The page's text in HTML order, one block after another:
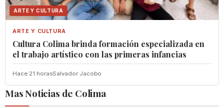
ARTE Y CULTURA
ARTE Y CULTURA
Cultura Colima brinda formación especializada en
el trabajo artístico con las primeras infancias
Hace 21 horasSalvador Jacobo
Mas Noticias de Colima